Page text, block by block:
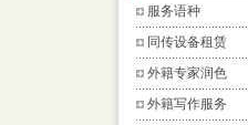
服务语种
同传设备租赁
外籍专家润色
外籍写作服务